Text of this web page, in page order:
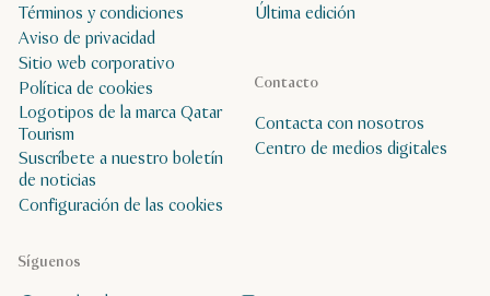
Última edición
Síguenos
Contacto
Contacta con nosotros
Centro de medios digitales
Términos y condiciones
Aviso de privacidad
Sitio web corporativo
Política de cookies
Logotipos de la marca Qatar
Tourism
Suscríbete a nuestro boletín
de noticias
Configuración de las cookies